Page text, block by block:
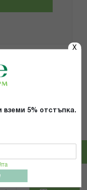
X
5% отстъпка.
СЛЕДОПЕРАТИВНА
/ 22.67 лв.